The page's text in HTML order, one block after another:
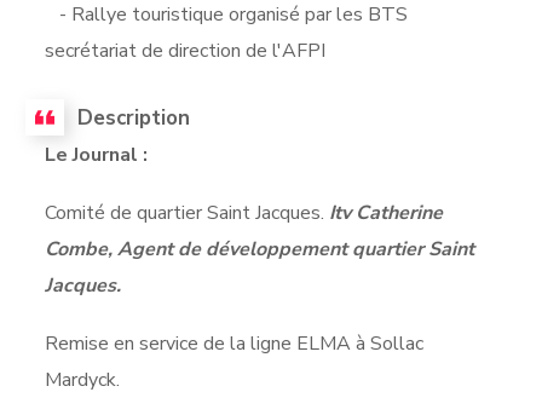
- Rallye touristique organisé par les BTS
secrétariat de direction de l'AFPI
Description
Le Journal :
Comité de quartier Saint Jacques. Itv Catherine
Combe, Agent de développement quartier Saint
Jacques.
Remise en service de la ligne ELMA à Sollac
Mardyck.